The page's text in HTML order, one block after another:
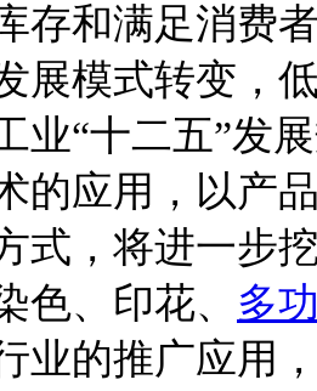
存和满足消费
展模式转变，
业“十二五”发
的应用，以产
式，将进一步
色、印花、 多
业的推广应用